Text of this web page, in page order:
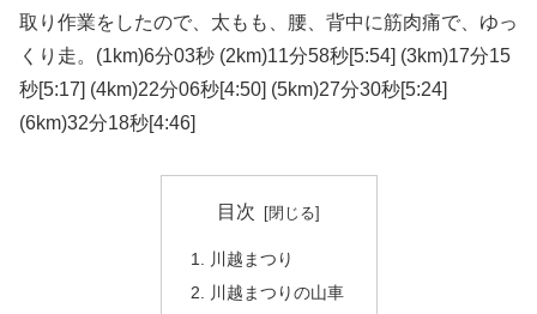
取り作業をしたので、太もも、腰、背中に筋肉痛で、ゆっ
くり走。(1km)6分03秒 (2km)11分58秒[5:54] (3km)17分15
秒[5:17] (4km)22分06秒[4:50] (5km)27分30秒[5:24]
(6km)32分18秒[4:46]
目次
川越まつり
川越まつりの山車